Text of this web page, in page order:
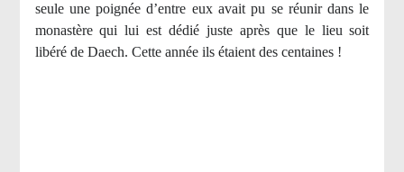
seule une poignée d’entre eux avait pu se réunir dans le
monastère qui lui est dédié juste après que le lieu soit
libéré de Daech. Cette année ils étaient des centaines !